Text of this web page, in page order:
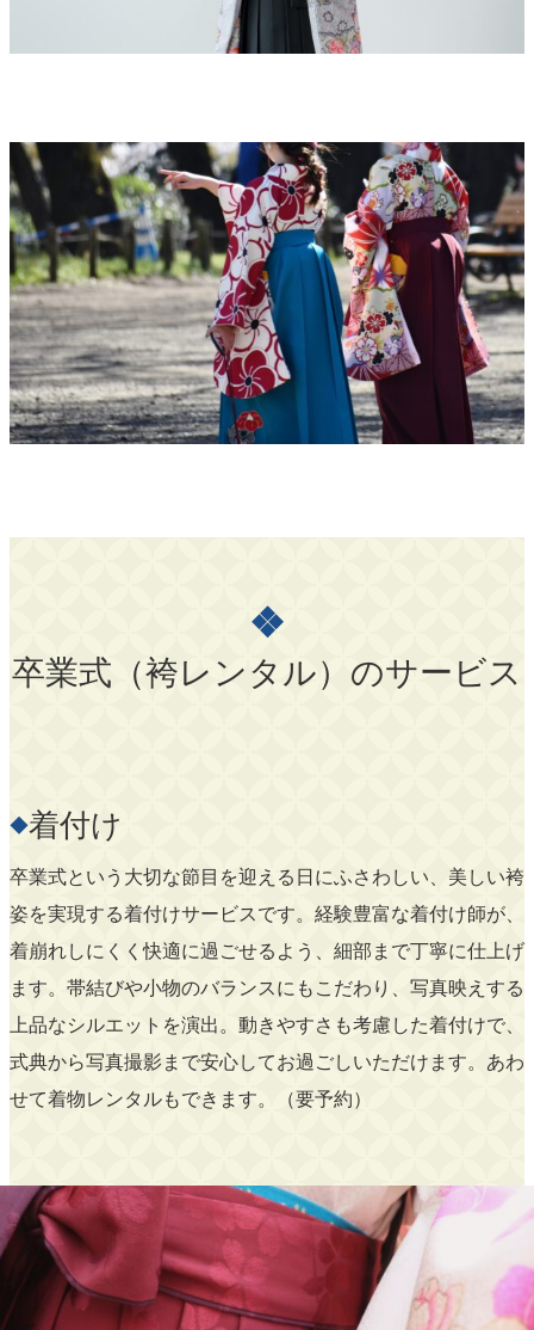
❖
卒業式（袴レンタル）のサービス
◆着付け
卒業式という大切な節目を迎える日にふさわしい、美しい袴
姿を実現する着付けサービスです。経験豊富な着付け師が、
着崩れしにくく快適に過ごせるよう、細部まで丁寧に仕上げ
ます。帯結びや小物のバランスにもこだわり、写真映えする
上品なシルエットを演出。動きやすさも考慮した着付けで、
式典から写真撮影まで安心してお過ごしいただけます。あわ
せて着物レンタルもできます。（要予約）